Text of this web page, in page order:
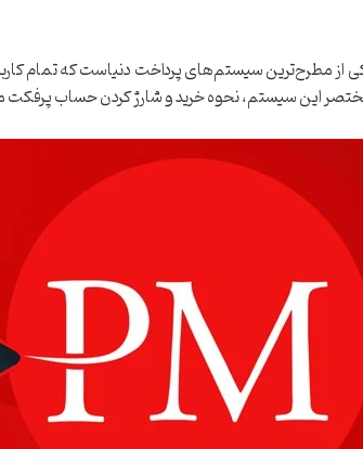
از مطرح‌ترین سیستم‌های پرداخت دنیاست که تمام
این سیستم، نحوه خرید و شارژ کردن حساب پرفکت